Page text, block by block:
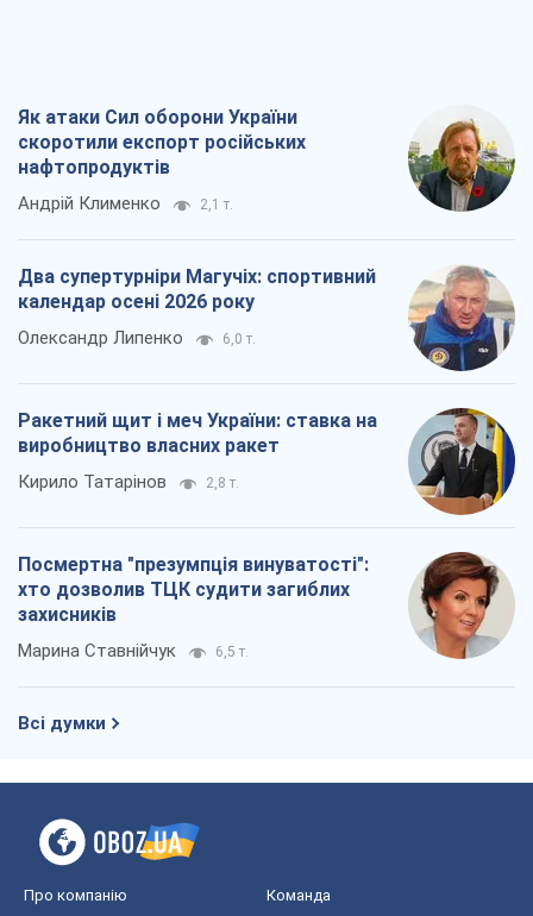
Як атаки Сил оборони України
скоротили експорт російських
нафтопродуктів
Андрій Клименко 2,1 т.
Два супертурніри Магучіх: спортивний
календар осені 2026 року
Олександр Липенко 6,0 т.
Ракетний щит і меч України: ставка на
виробництво власних ракет
Кирило Татарінов 2,8 т.
Посмертна "презумпція винуватості":
хто дозволив ТЦК судити загиблих
захисників
Марина Ставнійчук 6,5 т.
Всі думки
Про компанію Команда